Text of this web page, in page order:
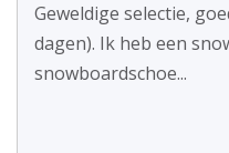
Geweldige selectie,
dagen). Ik heb een
snowboardschoe...